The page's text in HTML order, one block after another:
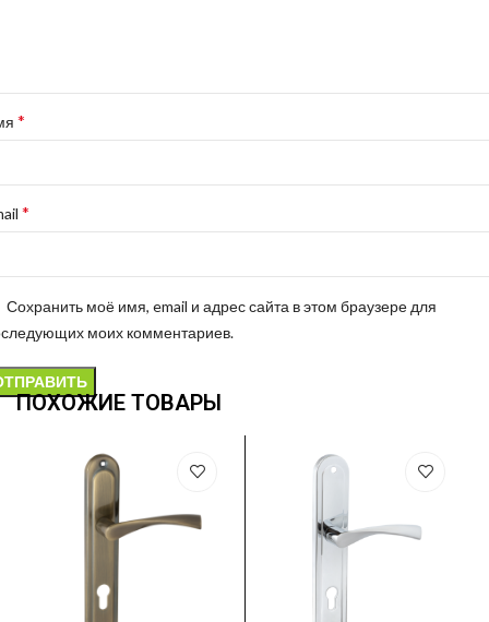
*
*
Сохранить моё имя, email и адрес сайта в этом браузере для
моих комментариев.
ПОХОЖИЕ ТОВАРЫ